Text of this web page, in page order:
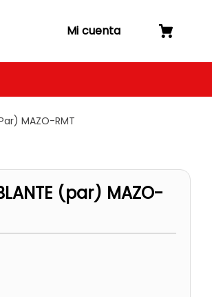
Mi cuenta
MAZO-RMT
(par) MAZO-